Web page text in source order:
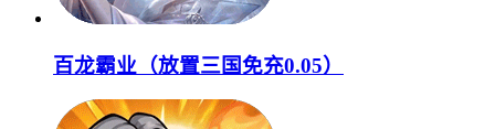
百龙霸业（放置三国免充0.05）